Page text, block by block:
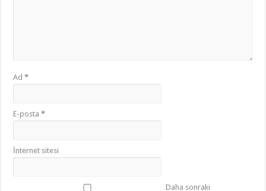
Ad*
E-posta*
İnternet sitesi
Daha sonraki